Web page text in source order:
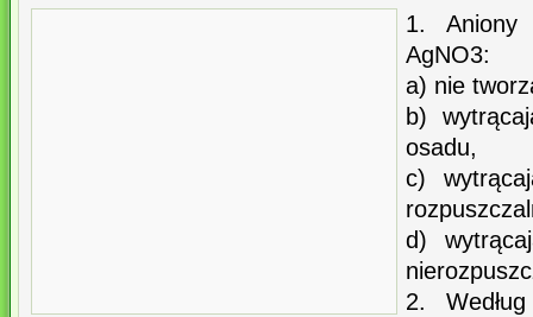
1.
AgNO3:
a) nie
b)
osadu,
c)
d)
2.